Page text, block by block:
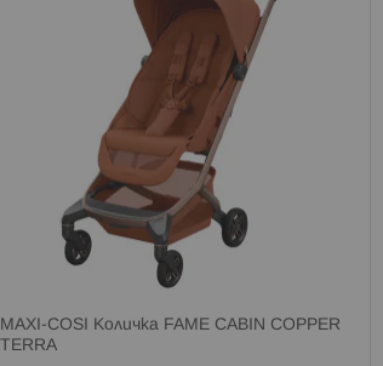
MAXI-COSI Kоличка FAME CABIN COPPER
TERRA